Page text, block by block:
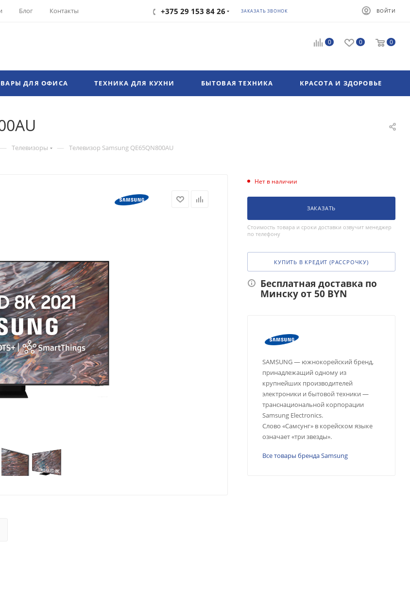
Блог Контакты +375 29 153 84 26 ЗАКАЗАТЬ ЗВОНОК ВОЙТИ
0 0 0
ДЛЯ ОФИСА ТЕХНИКА ДЛЯ КУХНИ БЫТОВАЯ ТЕХНИКА КРАСОТА И ЗДОРОВЬЕ
— Телевизоры — Телевизор Samsung QE65QN800AU
Нет в наличии
ЗАКАЗАТЬ
Стоимость товара и сроки доставки озвучит менеджер
по телефону
КУПИТЬ В КРЕДИТ (РАССРОЧКУ)
Бесплатная доставка по
Минску от 50 BYN
SAMSUNG — южнокорейский бренд,
принадлежащий одному из
крупнейших производителей
электроники и бытовой техники —
транснациональной корпорации
Samsung Electronics.
Слово «Самсунг» в корейском языке
означает «три звезды».
Все товары бренда Samsung